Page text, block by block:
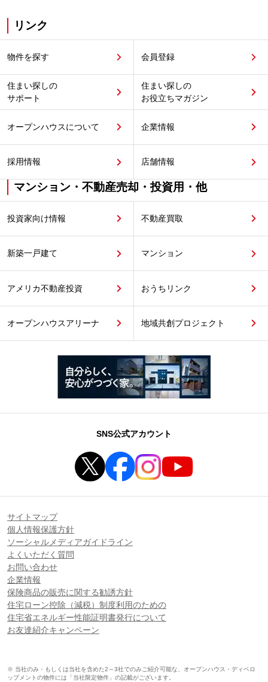
リンク
物件を探す 会員登録
住まい探しの
サポート
住まい探しの
お役立ちマガジン
オープンハウスについて 企業情報
採用情報 店舗情報
マンション・不動産売却・投資用・他
投資家向け情報 不動産買取
新築一戸建て マンション
アメリカ不動産投資 おうちリンク
オープンハウスアリーナ 地域共創プロジェクト
SNS公式アカウント
サイトマップ
個人情報保護方針
ソーシャルメディアガイドライン
よくいただく質問
お問い合わせ
企業情報
保険商品の販売に関する勧誘方針
住宅ローン控除（減税）制度利用のための
住宅省エネルギー性能証明書発行について
お友達紹介キャンペーン
※ 当社のみ・もしくは当社を含めた2～3社でのみご紹介可能な、オープンハウス・ディベロ
ップメントの物件には「当社限定物件」の記載がございます。